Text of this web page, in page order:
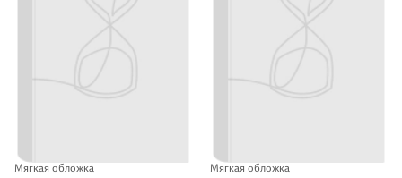
Мягкая обложка Мягкая обложка